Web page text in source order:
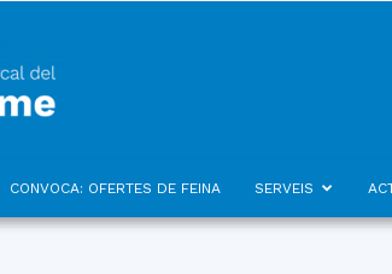
CONVOCA: OFERTES DE FEINA SERVEIS